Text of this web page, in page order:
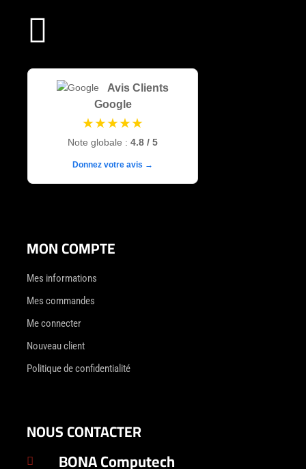

Avis Clients
Google
★★★★★
Note globale : 4.8 / 5
Donnez votre avis →
MON COMPTE
Mes informations
Mes commandes
Me connecter
Nouveau client
Politique de confidentialité
NOUS CONTACTER
 BONA Computech